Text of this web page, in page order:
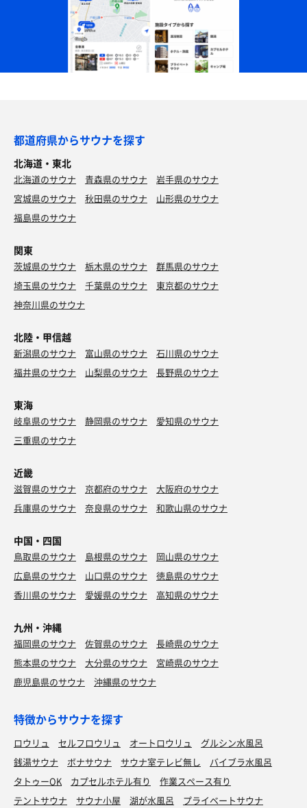
都道府県からサウナを探す
北海道・東北
北海道のサウナ 青森県のサウナ
岩手県のサウナ
宮城県のサウナ
秋田県のサウナ
山形県のサウナ
福島県のサウナ
関東
茨城県のサウナ 栃木県のサウナ
群馬県のサウナ
埼玉県のサウナ
千葉県のサウナ
東京都のサウナ
神奈川県のサウナ
北陸・甲信越
新潟県のサウナ 富山県のサウナ
石川県のサウナ
福井県のサウナ
山梨県のサウナ 長野県のサウナ
東海
岐阜県のサウナ 静岡県のサウナ
愛知県のサウナ
三重県のサウナ
近畿
滋賀県のサウナ 京都府のサウナ
大阪府のサウナ
兵庫県のサウナ
奈良県のサウナ 和歌山県のサウナ
中国・四国
鳥取県のサウナ 島根県のサウナ
岡山県のサウナ
広島県のサウナ
山口県のサウナ
徳島県のサウナ
香川県のサウナ
愛媛県のサウナ 高知県のサウナ
九州・沖縄
福岡県のサウナ 佐賀県のサウナ
長崎県のサウナ
熊本県のサウナ
大分県のサウナ
宮崎県のサウナ
鹿児島県のサウナ
沖縄県のサウナ
特徴からサウナを探す
ロウリュ セルフロウリュ オートロウリュ
グルシン水風呂
銭湯サウナ
ボナサウナ サウナ室テレビ無し
バイブラ水風呂
タトゥーOK
カプセルホテル有り
作業スペース有り
テントサウナ
サウナ小屋 湖が水風呂 プライベートサウナ